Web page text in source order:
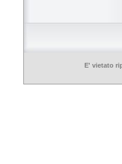
E' vietato